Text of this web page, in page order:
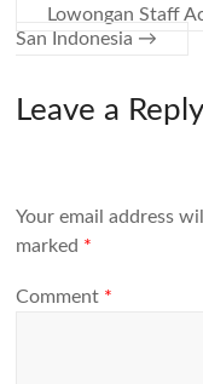
Lowongan Staff
San Indonesia →
Leave a Reply
Your email address
marked *
Comment *